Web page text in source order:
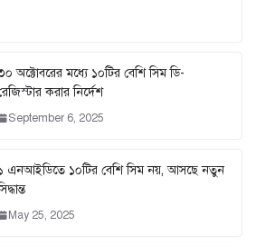
অক্টোবরের মধ্যে ১০টির বেশি সিম ডি-
করার নির্দেশ
September 6, 2025
এনআইডিতে ১০টির বেশি সিম নয়, আসছে নতুন
May 25, 2025